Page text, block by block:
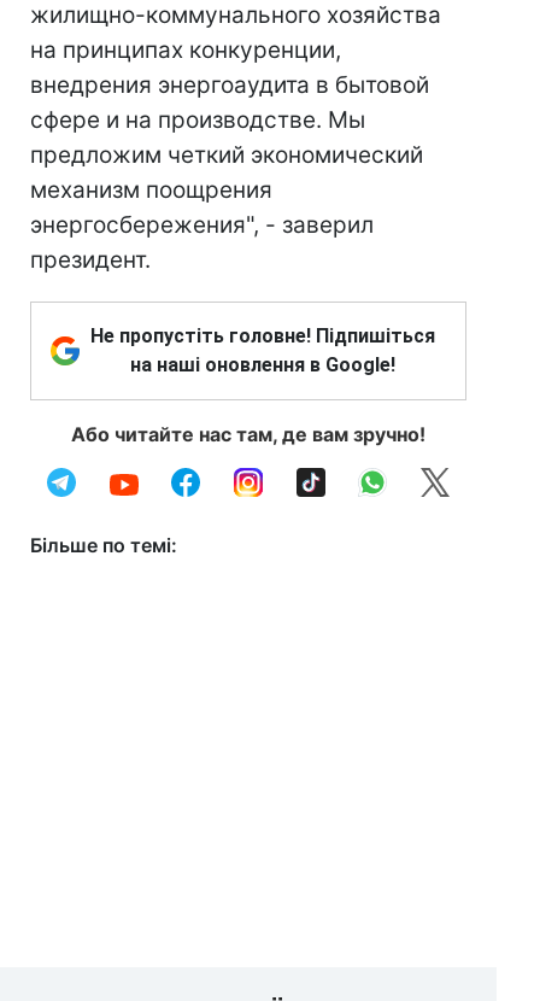
жилищно-коммунального хозяйства
на принципах конкуренции,
внедрения энергоаудита в бытовой
сфере и на производстве. Мы
предложим четкий экономический
механизм поощрения
энергосбережения", - заверил
президент.
Не пропустіть головне! Підпишіться
на наші оновлення в Google!
Або читайте нас там, де вам зручно!
Більше по темі: